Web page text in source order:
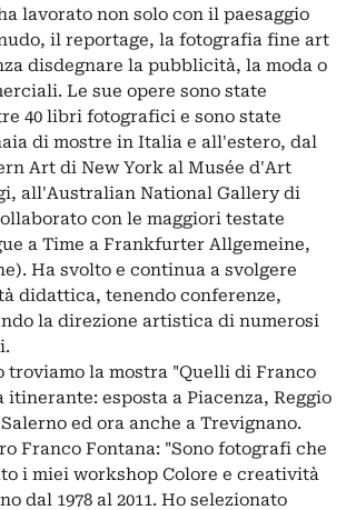
lavorato non solo con il paesaggio
il reportage, la fotografia fine art
disdegnare la pubblicità, la moda o
Le sue opere sono state
40 libri fotografici e sono state
di mostre in Italia e all'estero, dal
Art di New York al Musée d'Art
all'Australian National Gallery di
con le maggiori testate
a Time a Frankfurter Allgemeine,
Ha svolto e continua a svolgere
didattica, tenendo conferenze,
la direzione artistica di numerosi
troviamo la mostra "Quelli di Franco
itinerante: esposta a Piacenza, Reggio
ed ora anche a Trevignano.
Franco Fontana: "Sono fotografi che
i miei workshop Colore e creatività
dal 1978 al 2011. Ho selezionato